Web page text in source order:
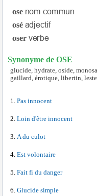
ose
osé
oser
Synonyme de OSE
glucide, hydrate, oside,
gaillard, érotique, libertin,
Pas innocent
Loin d'être innocent
A du culot
Est volontaire
Fait fi du danger
Glucide simple